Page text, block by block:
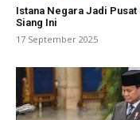
Istana Negara Jadi
Siang Ini
17 September 2025